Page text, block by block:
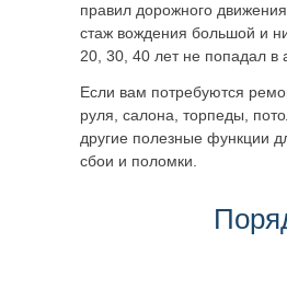
правил дорожного
стаж вождения большой и
20, 30, 40 лет не попадал в
Если вам потребуются
руля, салона, торпеды,
другие полезные функции
сбои и поломки.